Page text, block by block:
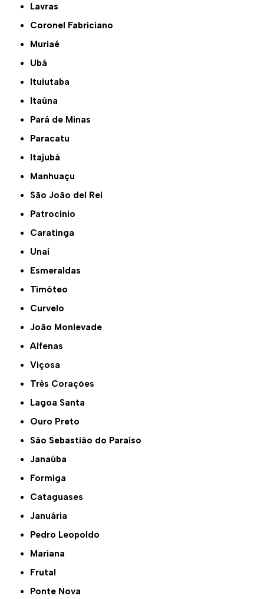
Lavras
Coronel Fabriciano
Muriaé
Ubá
Ituiutaba
Itaúna
Pará de Minas
Paracatu
Itajubá
Manhuaçu
São João del Rei
Patrocínio
Caratinga
Unaí
Esmeraldas
Timóteo
Curvelo
João Monlevade
Alfenas
Viçosa
Três Corações
Lagoa Santa
Ouro Preto
São Sebastião do Paraíso
Janaúba
Formiga
Cataguases
Januária
Pedro Leopoldo
Mariana
Frutal
Ponte Nova